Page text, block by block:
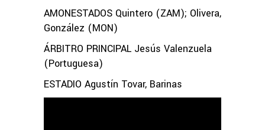
AMONESTADOS Quintero (ZAM); Olivera,
González (MON)
ÁRBITRO PRINCIPAL Jesús Valenzuela
(Portuguesa)
ESTADIO Agustín Tovar, Barinas